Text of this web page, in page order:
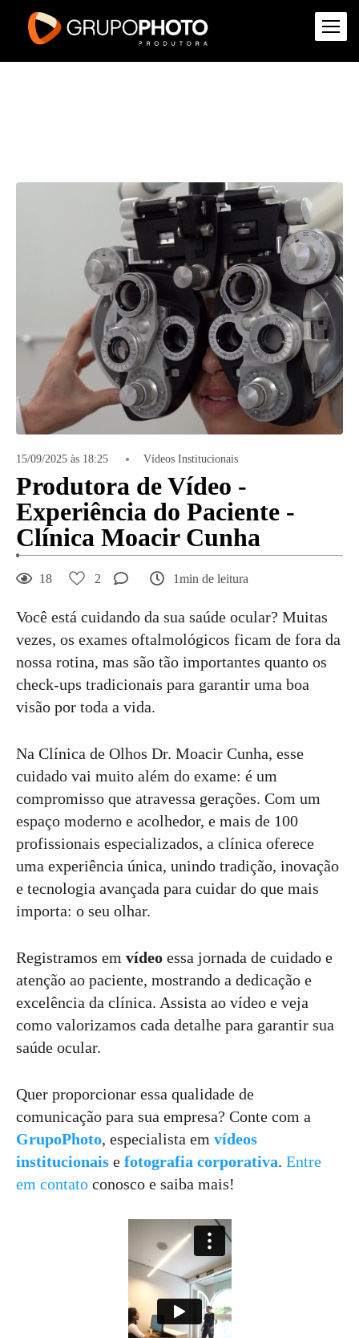
15/09/2025 às 18:25 Vídeos Institucionais
Produtora de Vídeo -
Experiência do Paciente -
Clínica Moacir Cunha
18 2 1min de leitura
Você está cuidando da sua saúde ocular? Muitas
vezes, os exames oftalmológicos ficam de fora da
nossa rotina, mas são tão importantes quanto os
check-ups tradicionais para garantir uma boa
visão por toda a vida.
Na Clínica de Olhos Dr. Moacir Cunha, esse
cuidado vai muito além do exame: é um
compromisso que atravessa gerações. Com um
espaço moderno e acolhedor, e mais de 100
profissionais especializados, a clínica oferece
uma experiência única, unindo tradição, inovação
e tecnologia avançada para cuidar do que mais
importa: o seu olhar.
Registramos em vídeo essa jornada de cuidado e
atenção ao paciente, mostrando a dedicação e
excelência da clínica. Assista ao vídeo e veja
como valorizamos cada detalhe para garantir sua
saúde ocular.
Quer proporcionar essa qualidade de
comunicação para sua empresa? Conte com a
GrupoPhoto, especialista em vídeos
institucionais e fotografia corporativa. Entre
em contato conosco e saiba mais!